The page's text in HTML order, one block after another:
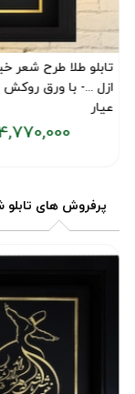
طلا طرح شعر خیام -
ازل ...- با ورق روکش
4,770,000
پرفروش های تابلو